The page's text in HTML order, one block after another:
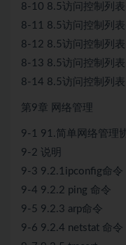
8-10 8.5访问控制列
8-11 8.5访问控制列
8-12 8.5访问控制列
8-13 8.5访问控制列
8-14 8.5访问控制列
第9章 网络管理
9-1 91.简单网络管理
9-2 说明
9-3 9.2.1ipconfig命令
9-4 9.2.2 ping 命令
9-5 9.2.3 arp命令
9-6 9.2.4 netstat 命令